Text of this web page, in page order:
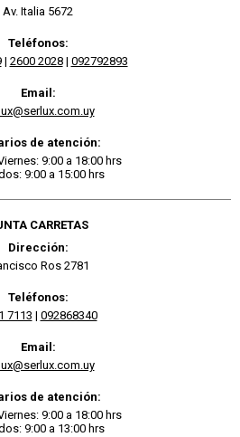
Av. Italia 5672
Teléfonos:
| 2600 2028| 092792893
Email:
de atención:
9:00 a 18:00 hrs
9:00 a 15:00 hrs
CARRETAS
Dirección:
Ros 2781
Teléfonos:
7113 | 092868340
Email:
de atención:
9:00 a 18:00 hrs
9:00 a 13:00 hrs